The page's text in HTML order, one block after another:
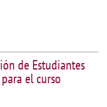
de Estudiantes
el curso